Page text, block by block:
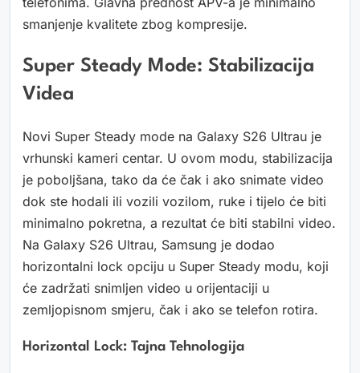
smanjenje kvalitete zbog kompresije.
Super Steady Mode: Stabilizacija
Videa
Novi Super Steady mode na Galaxy S26 Ultrau je
vrhunski kameri centar. U ovom modu, stabilizacija
je poboljšana, tako da će čak i ako snimate video
dok ste hodali ili vozili vozilom, ruke i tijelo će biti
minimalno pokretna, a rezultat će biti stabilni video.
Na Galaxy S26 Ultrau, Samsung je dodao
horizontalni lock opciju u Super Steady modu, koji
će zadržati snimljen video u orijentaciji u
zemljopisnom smjeru, čak i ako se telefon rotira.
Horizontal Lock: Tajna Tehnologija